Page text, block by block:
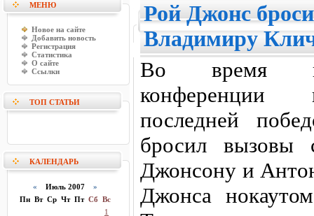
МЕНЮ
Новое на сайте
Добавить новость
Регистрация
Статистика
О сайте
Ссылки
ТОП СТАТЬИ
КАЛЕНДАРЬ
« Июль 2007 »
Пн Вт Ср Чт Пт Сб Вс
1
Рой Джонс
Владимиру
Во время
конференции
последней
бросил вызовы
Джонсону и
Джонса